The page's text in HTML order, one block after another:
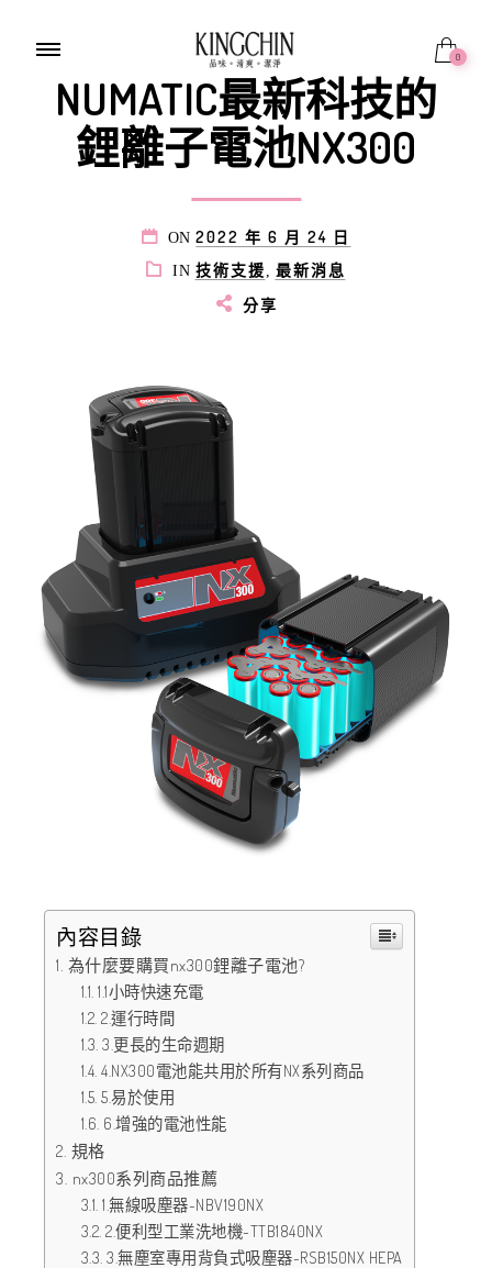
0
NUMATIC最新科技的
鋰離子電池NX300
ON2022 年 6 月 24 日
IN 技術支援 , 最新消息
分享
內容目錄
為什麼要購買nx300鋰離子電池?
1.1小時快速充電
2.運行時間
3.更長的生命週期
4.NX300電池能共用於所有NX系列商品
5.易於使用
6.增強的電池性能
規格
nx300系列商品推薦
1.無線吸塵器-NBV190NX
2.便利型工業洗地機-TTB1840NX
3.無塵室專用背負式吸塵器-RSB150NX HEPA